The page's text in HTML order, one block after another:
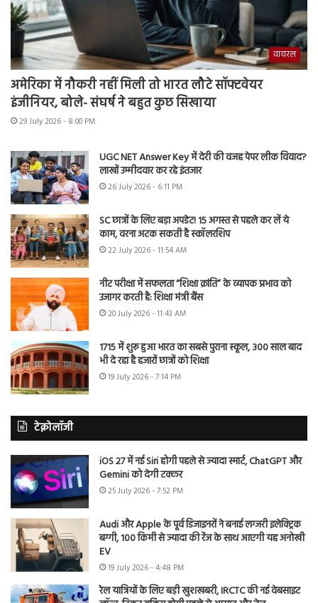
वायरल
अमेरिका में नौकरी नहीं मिली तो भारत लौटे सॉफ्टवेयर
इंजीनियर, बोले- संघर्ष ने बहुत कुछ सिखाया
29 July 2026 - 8:00 PM
UGC NET Answer Key में देरी की वजह पेपर लीक विवाद?
लाखों उम्मीदवार कर रहे इंतजार
26 July 2026 - 6:11 PM
SC छात्रों के लिए बड़ा अपडेट! 15 अगस्त से पहले कर लें ये
काम, वरना अटक सकती है स्कॉलरशिप
22 July 2026 - 11:54 AM
नीट परीक्षा में सफलता “शिक्षा क्रांति” के व्यापक प्रभाव को
उजागर करती है: शिक्षा मंत्री बैंस
20 July 2026 - 11:43 AM
1715 में शुरू हुआ भारत का सबसे पुराना स्कूल, 300 साल बाद
भी दे रहा है हजारों छात्रों को शिक्षा
19 July 2026 - 7:14 PM
टेक्नोलॉजी
iOS 27 में नई Siri होगी पहले से ज्यादा स्मार्ट, ChatGPT और
Gemini को देगी टक्कर
25 July 2026 - 7:52 PM
Audi और Apple के पूर्व डिजाइनरों ने बनाई लग्जरी इलेक्ट्रिक
बग्गी, 100 किमी से ज्यादा की रेंज के साथ आएगी यह अनोखी
EV
19 July 2026 - 4:48 PM
रेल यात्रियों के लिए बड़ी खुशखबरी, IRCTC की नई वेबसाइट